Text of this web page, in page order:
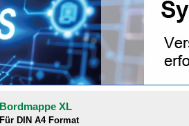
Bordmappe XL
Für DIN A4 Format